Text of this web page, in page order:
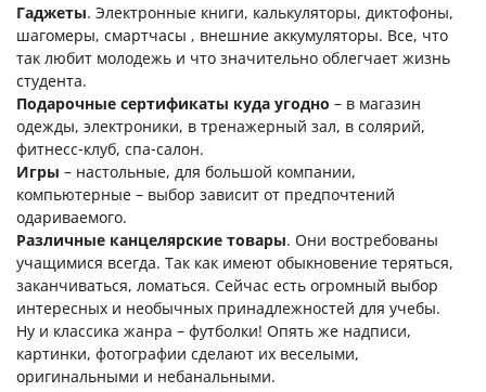
Гаджеты. Электронные книги, калькуляторы, диктофоны,
шагомеры, смартчасы , внешние аккумуляторы. Все, что
так любит молодежь и что значительно облегчает жизнь
студента.
Подарочные сертификаты куда угодно – в магазин
одежды, электроники, в тренажерный зал, в солярий,
фитнесс-клуб, спа-салон.
Игры – настольные, для большой компании,
компьютерные – выбор зависит от предпочтений
одариваемого.
Различные канцелярские товары. Они востребованы
учащимися всегда. Так как имеют обыкновение теряться,
заканчиваться, ломаться. Сейчас есть огромный выбор
интересных и необычных принадлежностей для учебы.
Ну и классика жанра – футболки! Опять же надписи,
картинки, фотографии сделают их веселыми,
оригинальными и небанальными.